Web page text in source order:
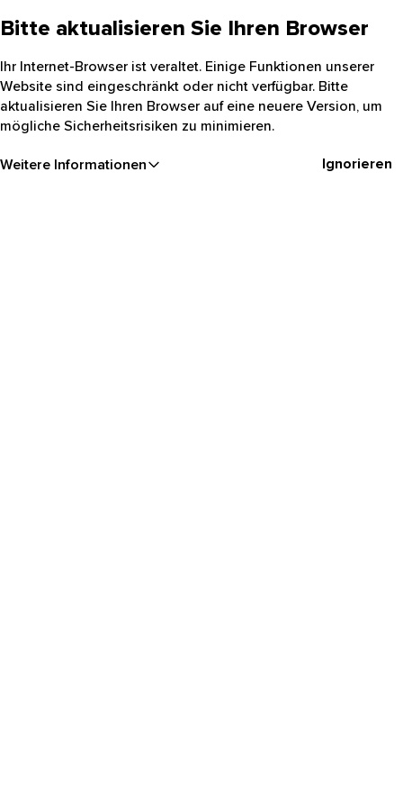
Bitte aktualisieren Sie Ihren Browser
Ihr Internet-Browser ist veraltet. Einige Funktionen unserer
Website sind eingeschränkt oder nicht verfügbar. Bitte
aktualisieren Sie Ihren Browser auf eine neuere Version, um
mögliche Sicherheitsrisiken zu minimieren.
Weitere Informationen Ignorieren